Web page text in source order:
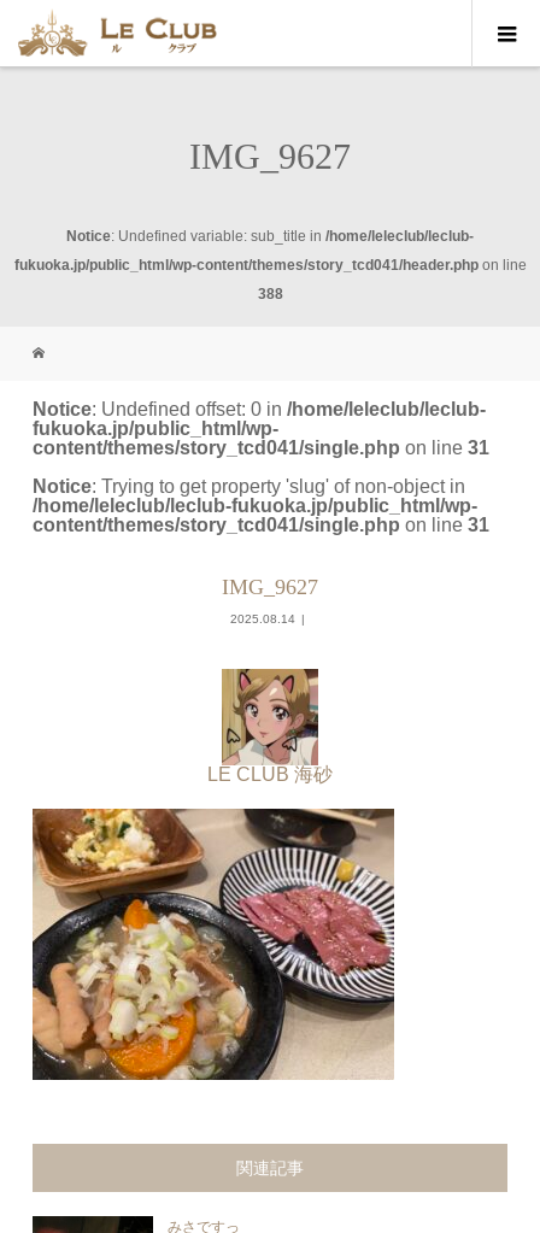
IMG_9627
Notice: Undefined variable: sub_title in /home/leleclub/leclub-
fukuoka.jp/public_html/wp-content/themes/story_tcd041/header.phpon line
388
Notice: Undefined offset: 0 in/home/leleclub/leclub-
fukuoka.jp/public_html/wp-
content/themes/story_tcd041/single.php on line31
Notice: Trying to get property 'slug' of non-object in
/home/leleclub/leclub-fukuoka.jp/public_html/wp-
content/themes/story_tcd041/single.php on line31
IMG_9627
2025.08.14
LE CLUB 海砂
関連記事
みさですっ